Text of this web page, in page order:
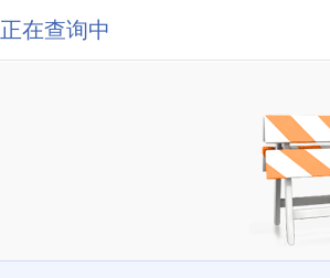
正在查询中